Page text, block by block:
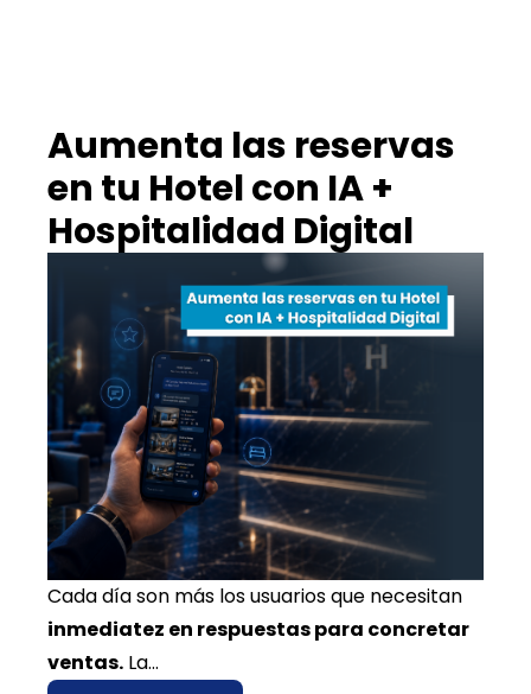
Aumenta las reservas
en tu Hotel con IA +
Hospitalidad Digital
Cada día son más los usuarios que necesitan
inmediatez en respuestas para concretar
ventas. La...